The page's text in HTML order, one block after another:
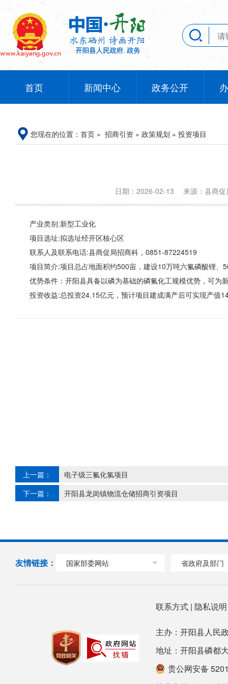
首页 新闻中心 政务公开
您现在的位置： 首页 » 招商引资 » 政策规划 » 投资项目
日期：2026-02-13 来源：县商
产业类别:新型工业化
项目选址:拟选址经开区核心区
联系人及联系电话:县商促局招商科，0851-87224519
项目简介:项目总占地面积约500亩，建设10万吨六氟磷酸锂、
优势条件：开阳县具备以磷为基础的磷氟化工规模优势，可
投资收益:总投资24.15亿元，预计项目建成满产后可实现产值
上一篇：
电子级三氟化氯项目
下一篇：
开阳县龙岗镇物流仓储招商引资项目
友情链接： 国家部委网站 省政府及部门
联系方式| 隐私说
主办：开阳县人民
地址：开阳县磷都
贵公网安备